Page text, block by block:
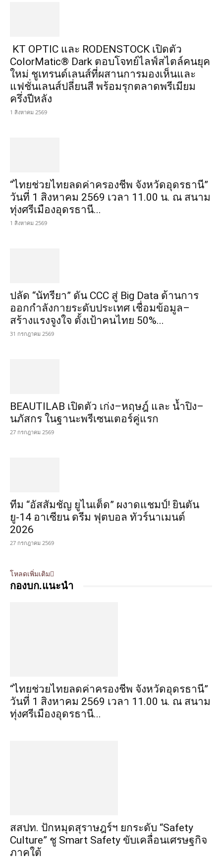
KT OPTIC และ RODENSTOCK เปิดตัว
ColorMatic® Dark ตอบโจทย์ไลฟ์สไตล์คนยุค
ใหม่ ชูเทรนด์เลนส์ที่ผสานการมองเห็นและ
แฟชั่นเลนส์ปลี่ยนสี พร้อมรุกตลาดพรีเมียม
ครึ่งปีหลัง
1 สิงหาคม 2569
“ไทยช่วยไทยลดค่าครองชีพ จังหวัดอุดรธานี”
วันที่ 1 สิงหาคม 2569 เวลา 11.00 น. ณ สนาม
ทุ่งศรีเมืองอุดรธานี...
1 สิงหาคม 2569
ปลัด “นัทรียา” ดัน CCC สู่ Big Data ด้านการ
ออกกำลังกายระดับประเทศ เชื่อมข้อมูล–
สร้างแรงจูงใจ ตั้งเป้าคนไทย 50%...
31 กรกฎาคม 2569
BEAUTILAB เปิดตัว เก่ง–หฤษฎ์ และ น้ำปิง–
นภัสกร ในฐานะพรีเซนเตอร์คู่แรก
27 กรกฎาคม 2569
ทีม “อัสสัมชัญ ยูไนเต็ด” ผงาดแชมป์! ยินตัน
ยู-14 อาเซียน ดรีม ฟุตบอล ทัวร์นาเมนต์
2026
27 กรกฎาคม 2569
โหลดเพิ่มเติม
กองบก.แนะนำ
“ไทยช่วยไทยลดค่าครองชีพ จังหวัดอุดรธานี”
วันที่ 1 สิงหาคม 2569 เวลา 11.00 น. ณ สนาม
ทุ่งศรีเมืองอุดรธานี...
สสปท. ปักหมุดสุราษฎร์ฯ ยกระดับ “Safety
Culture” ชู Smart Safety ขับเคลื่อนเศรษฐกิจ
ภาคใต้